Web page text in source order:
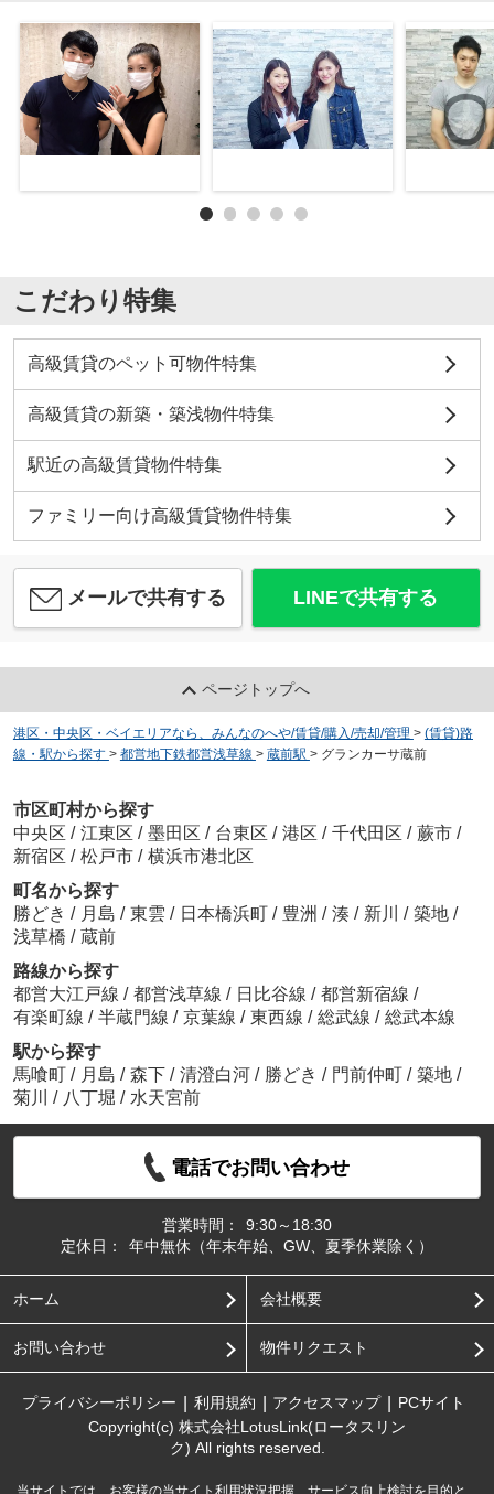
こだわり特集
高級賃貸のペット可物件特集
高級賃貸の新築・築浅物件特集
駅近の高級賃貸物件特集
ファミリー向け高級賃貸物件特集
メールで共有する LINEで共有する
ページトップへ
港区・中央区・ベイエリアなら、みんなのへや/賃貸/購入/売却/管理 > (賃貸)路
線・駅から探す > 都営地下鉄都営浅草線 > 蔵前駅 > グランカーサ蔵前
市区町村から探す
中央区 / 江東区 / 墨田区 / 台東区 / 港区 / 千代田区 / 蕨市 /
新宿区 / 松戸市 / 横浜市港北区
町名から探す
勝どき / 月島 / 東雲 / 日本橋浜町 / 豊洲 / 湊 / 新川 / 築地 /
浅草橋 / 蔵前
路線から探す
都営大江戸線 / 都営浅草線 / 日比谷線 / 都営新宿線 /
有楽町線 / 半蔵門線 / 京葉線 / 東西線 / 総武線 / 総武本線
駅から探す
馬喰町
/ 月島 / 森下 / 清澄白河 / 勝どき / 門前仲町 / 築地 /
菊川 / 八丁堀 / 水天宮前
電話でお問い合わせ
営業時間：
9:30～18:30
定休日：
年中無休（年末年始、GW、夏季休業除く）
ホーム 会社概要
お問い合わせ 物件リクエスト
プライバシーポリシー 利用規約 アクセスマップ
PCサイト
Copyright(c) 株式会社LotusLink(ロータスリン
ク) All rights reserved.
当サイトでは、お客様の当サイト利用状況把握、サービス向上検討を目的と